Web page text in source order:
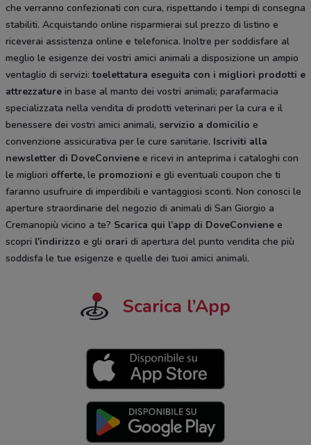
che verranno confezionati con cura, rispettando i tempi di consegna
stabiliti. Acquistando online risparmierai sul prezzo di listino e
riceverai assistenza online e telefonica. Inoltre per soddisfare al
meglio le esigenze dei vostri amici animali a disposizione un ampio
ventaglio di servizi:toelettatura eseguita con i migliori prodotti e
attrezzature in base al manto dei vostri animali; parafarmacia
specializzata nella vendita di prodotti veterinari per la cura e il
benessere dei vostri amici animali, servizio a domicilio e
convenzione assicurativa per le cure sanitarie. Iscriviti alla
newsletter di DoveConviene e ricevi in anteprima i cataloghi con
le migliori offerte, le promozioni e gli eventuali coupon che ti
faranno usufruire di imperdibili e vantaggiosi sconti. Non conosci le
aperture straordinarie del negozio di animali di San Giorgio a
Cremanopiù vicino a te? Scarica qui l’app di DoveConviene e
scopri l'indirizzo e gli orari di apertura del punto vendita che più
soddisfa le tue esigenze e quelle dei tuoi amici animali.
Scarica l’App